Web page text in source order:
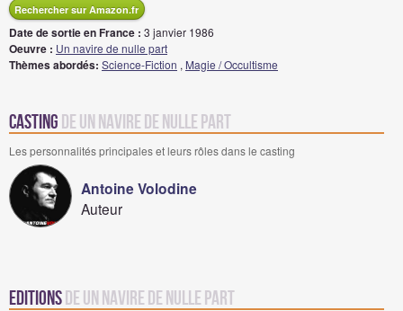
Rechercher sur Amazon.fr
Date de sortie en France : 3 janvier 1986
Oeuvre : Un navire de nulle part
Thèmes abordés: Science-Fiction , Magie / Occultisme
Casting de Un navire de nulle part
Les personnalités principales et leurs rôles dans le casting
Antoine Volodine
Auteur
Editionsde Un navire de nulle part